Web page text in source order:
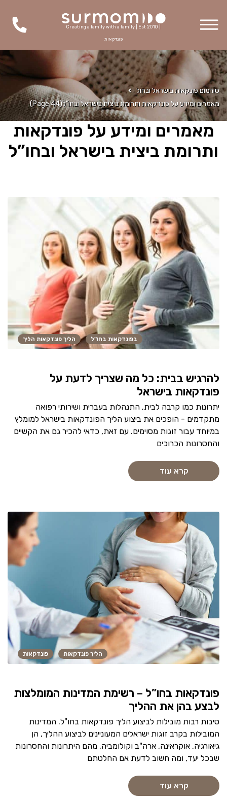
Creating a family with a family | Est 2010 |
פונדקאות
סורמום פונקאות בישראל ובחול
מאמרים ומידע על פונדקאות ותרומת ביצית בישראל ובחו”ל(Page 44)
מאמרים ומידע על פונדקאות
ותרומת ביצית בישראל ובחו”ל
בפונדקאות בחו"ל הליך פונדקאות הליך
להרגיש בבית: כל מה שצריך לדעת על
פונדקאות בישראל
יתרונות כמו קרבה לבית, התנהלות בעברית ושירותי רפואה
מתקדמים - הופכים את ביצוע הליך הפונדקאות בישראל למומלץ
במיוחד עבור זוגות מסוימים. עם זאת, כדאי להכיר גם את הקשיים
והחסרונות הכרוכים
קרא עוד
הליך פונדקאות פונדקאות
פונדקאות בחו”ל – רשימת המדינות המומלצות
לבצע בהן את ההליך
סיבות רבות מובילות לביצוע הליך פונדקאות בחו"ל. המדינות
המובילות בקרב זוגות ישראלים המעוניינים לביצוע ההליך, הן
גיאורגיה, אוקראינה, ארה"ב וקולומביה. מהם היתרונות והחסרונות
שבכל יעד, ומה חשוב לדעת אם החלטתם
קרא עוד